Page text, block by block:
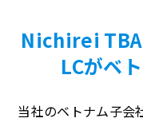
Nichirei
LCがベ
当社のベトナム子